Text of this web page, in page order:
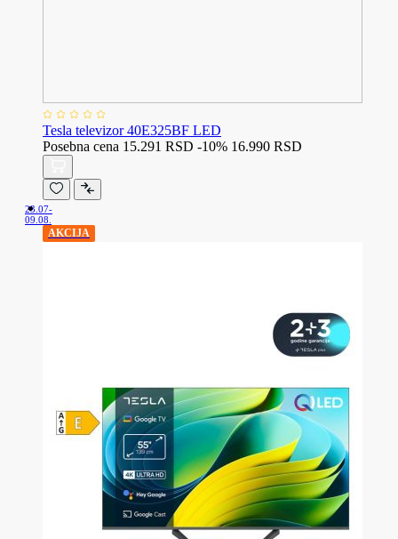
Tesla televizor 40E325BF LED
Posebna cena 15.291 RSD -10% 16.990 RSD
23.07-
09.08.
AKCIJA